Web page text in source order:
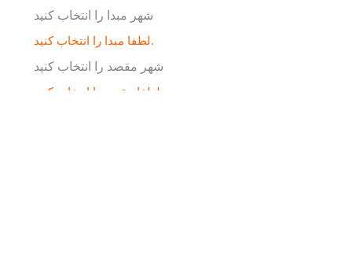
شهر مبدا را انتخاب کنید
لطفا مبدا را انتخاب کنید.
شهر مقصد را انتخاب کنید